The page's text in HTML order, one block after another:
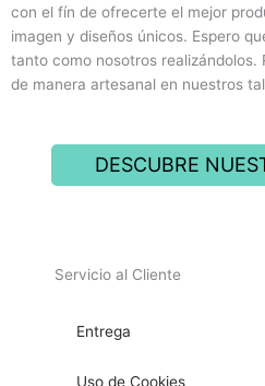
con el fín de ofrecerte el mejor
imagen y diseños únicos. Espero
tanto como nosotros realizándolos.
de manera artesanal en nuestros
DESCUBRE
Servicio al Cliente
Entrega
Uso de Cookies